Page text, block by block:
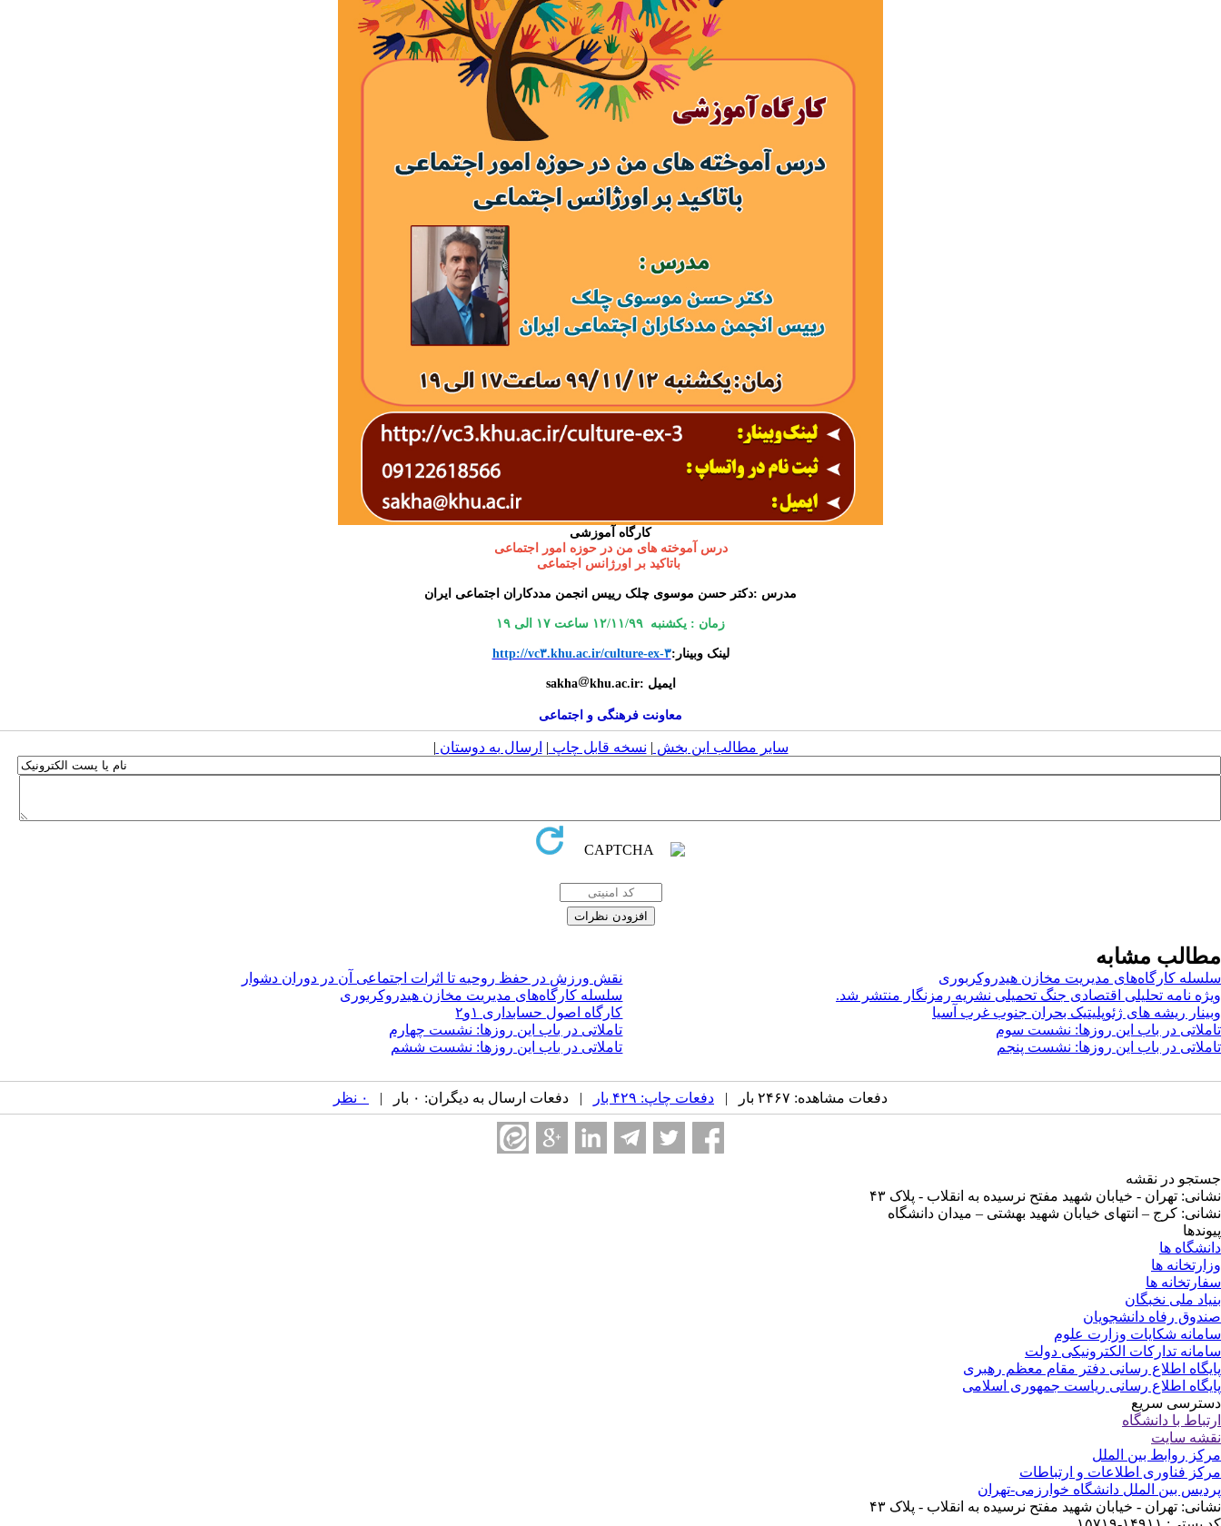
کارگاه آموزشی
درس آموخته های من در حوزه امور اجتماعی
باتاکید بر اورژانس اجتماعی
مدرس :دکتر حسن موسوی چلک رییس انجمن مددکاران اجتماعی ایران
زمان : یکشنبه ۱۲/۱۱/۹۹ ساعت ۱۷ الی ۱۹
لینک وبینار:http://vc۳.khu.ac.ir/culture-ex-۳
ایمیل :sakhakhu.ac.ir
معاونت فرهنگی و اجتماعی
سایر مطالب این بخش | نسخه قابل چاپ | ارسال به دوستان |
مطالب مشابه
سلسله کارگاه‌های مدیریت مخازن هیدروکربوری
نقش ورزش در حفظ روحیه تا اثرات اجتماعی آن در دوران دشوار
ویژه نامه تحلیلی اقتصادی جنگ تحمیلی نشریه رمزنگار منتشر شد.
سلسله کارگاه‌های مدیریت مخازن هیدروکربوری
وبینار ریشه های ژئوپلیتیک بحران جنوب غرب آسیا
کارگاه اصول حسابداری ۱و۲
تاملاتی در باب این روزها: نشست سوم
تاملاتی در باب این روزها: نشست چهارم
تاملاتی در باب این روزها: نشست پنجم
تاملاتی در باب این روزها: نشست ششم
دفعات مشاهده: ۲۴۶۷ بار | دفعات چاپ: ۴۲۹ بار | دفعات ارسال به دیگران: ۰ بار | ۰ نظر
جستجو در نقشه
نشانی: تهران - خیابان شهید مفتح نرسیده به انقلاب - پلاک ۴۳
نشانی: کرج – انتهای خیابان شهید بهشتی – میدان دانشگاه
پیوندها
دانشگاه ها
وزارتخانه ها
سفارتخانه ها
بنیاد ملی نخبگان
صندوق رفاه دانشجویان
سامانه شکایات وزارت علوم
سامانه تدارکات الکترونیکی دولت
پایگاه اطلاع رسانی دفتر مقام معظم رهبری
پایگاه اطلاع رسانی ریاست جمهوری اسلامی
دسترسی سریع
ارتباط با دانشگاه
نقشه سایت
مرکز روابط بین الملل
مرکز فناوری اطلاعات و ارتباطات
پردیس بین الملل دانشگاه خوارزمی-تهران
نشانی: تهران - خیابان شهید مفتح نرسیده به انقلاب - پلاک ۴۳